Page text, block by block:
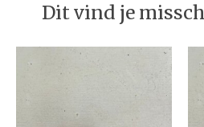
Dit vind je
Items van productcarrousel